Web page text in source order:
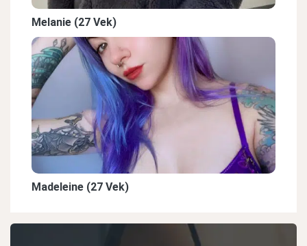
Melanie (27 Vek)
Madeleine (27 Vek)